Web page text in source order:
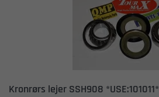
Kronrørs lejer SSH908 *USE:101011*